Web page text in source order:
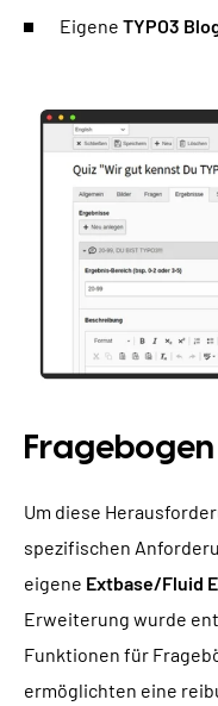
Eigene TYPO3
Um diese
spezifischen
eigene Extbase/Fluid
Erweiterung wurde
Funktionen für
ermöglichten eine